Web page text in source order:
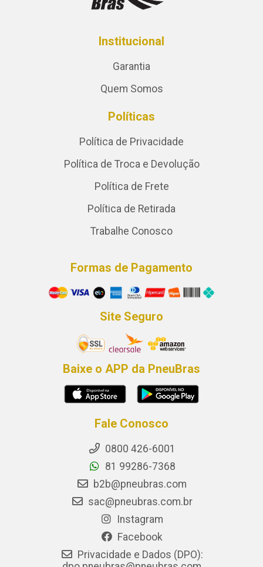
Institucional
Garantia
Quem Somos
Políticas
Política de Privacidade
Política de Troca e Devolução
Política de Frete
Política de Retirada
Trabalhe Conosco
Formas de Pagamento
Site Seguro
Baixe o APP da PneuBras
Fale Conosco
0800 426-6001
81 99286-7368
b2b@pneubras.com
sac@pneubras.com.br
Instagram
Facebook
Privacidade e Dados (DPO):